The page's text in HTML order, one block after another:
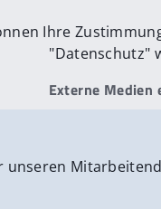
Ihre
"Datenschutz"
Externe Medien
unseren